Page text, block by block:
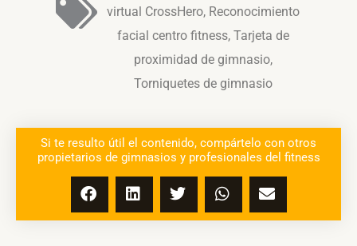
virtual CrossHero, Reconocimiento
facial centro fitness, Tarjeta de
proximidad de gimnasio,
Torniquetes de gimnasio
Si te resulto útil el contenido, compártelo con otros
propietarios de gimnasios y profesionales del fitness